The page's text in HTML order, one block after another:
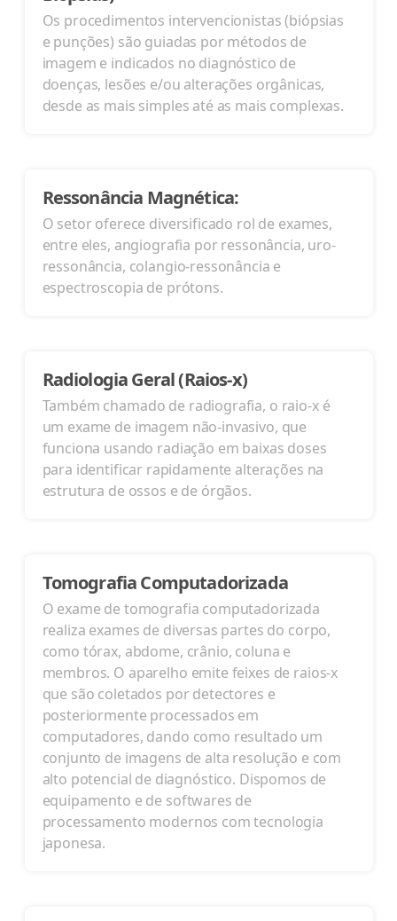
Os procedimentos intervencionistas (biópsias
e punções) são guiadas por métodos de
imagem e indicados no diagnóstico de
doenças, lesões e/ou alterações orgânicas,
desde as mais simples até as mais complexas.
Ressonância Magnética:
O setor oferece diversificado rol de exames,
entre eles, angiografia por ressonância, uro-
ressonância, colangio-ressonância e
espectroscopia de prótons.
Radiologia Geral (Raios-x)
Também chamado de radiografia, o raio-x é
um exame de imagem não-invasivo, que
funciona usando radiação em baixas doses
para identificar rapidamente alterações na
estrutura de ossos e de órgãos.
Tomografia Computadorizada
O exame de tomografia computadorizada
realiza exames de diversas partes do corpo,
como tórax, abdome, crânio, coluna e
membros. O aparelho emite feixes de raios-x
que são coletados por detectores e
posteriormente processados em
computadores, dando como resultado um
conjunto de imagens de alta resolução e com
alto potencial de diagnóstico. Dispomos de
equipamento e de softwares de
processamento modernos com tecnologia
japonesa.